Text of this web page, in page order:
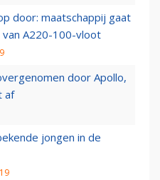
door: maatschappij gaat
van A220-100-vloot
door Apollo,
af
jongen in de